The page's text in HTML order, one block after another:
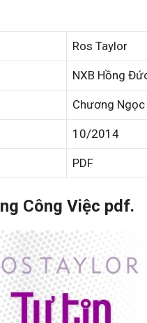
Ros Taylor
NXB Hồng
Chương Ngọc
10/2014
PDF
Công Việc pdf.